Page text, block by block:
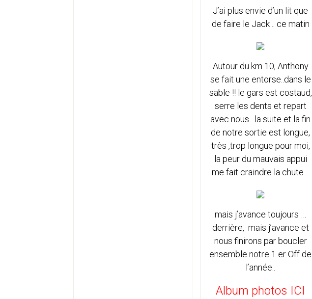
J’ai plus envie d’un lit que
de faire le Jack .. ce matin
Autour du km 10, Anthony
se fait une entorse..dans le
sable !! le gars est costaud,
serre les dents et repart
avec nous…la suite et la fin
de notre sortie est longue,
très ,trop longue pour moi,
la peur du mauvais appui
me fait craindre la chute…
mais j’avance toujours …
derrière, mais j’avance et
nous finirons par boucler
ensemble notre 1 er Off de
l’année..
Album photos ICI